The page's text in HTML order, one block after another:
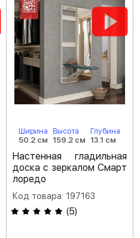
Ширина
50.2 см
Высота
159.2 см
Глубина
13.1 см
Настенная гладильная
доска с зеркалом Смарт
лоредо
Код товара: 197163
(5)